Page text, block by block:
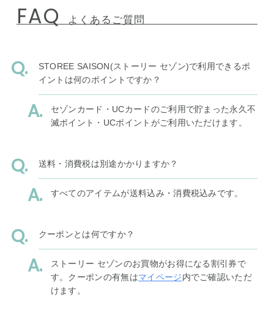
FAQ よくあるご質問
STOREE SAISON(ストーリー セゾン)で利用できるポ
イントは何のポイントですか？
セゾンカード・UCカードのご利用で貯まった永久不
滅ポイント・UCポイントがご利用いただけます。
送料・消費税は別途かかりますか？
すべてのアイテムが送料込み・消費税込みです。
クーポンとは何ですか？
ストーリー セゾンのお買物がお得になる割引券で
す。クーポンの有無はマイページ内でご確認いただ
けます。